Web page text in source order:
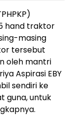
hand traktor
masing
tersebut
oleh mantri
Aspirasi EBY
sendiri ke
guna, untuk